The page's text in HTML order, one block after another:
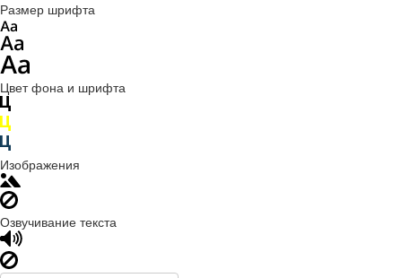
Размер шрифта
Цвет фона и шрифта
Изображения
Озвучивание текста